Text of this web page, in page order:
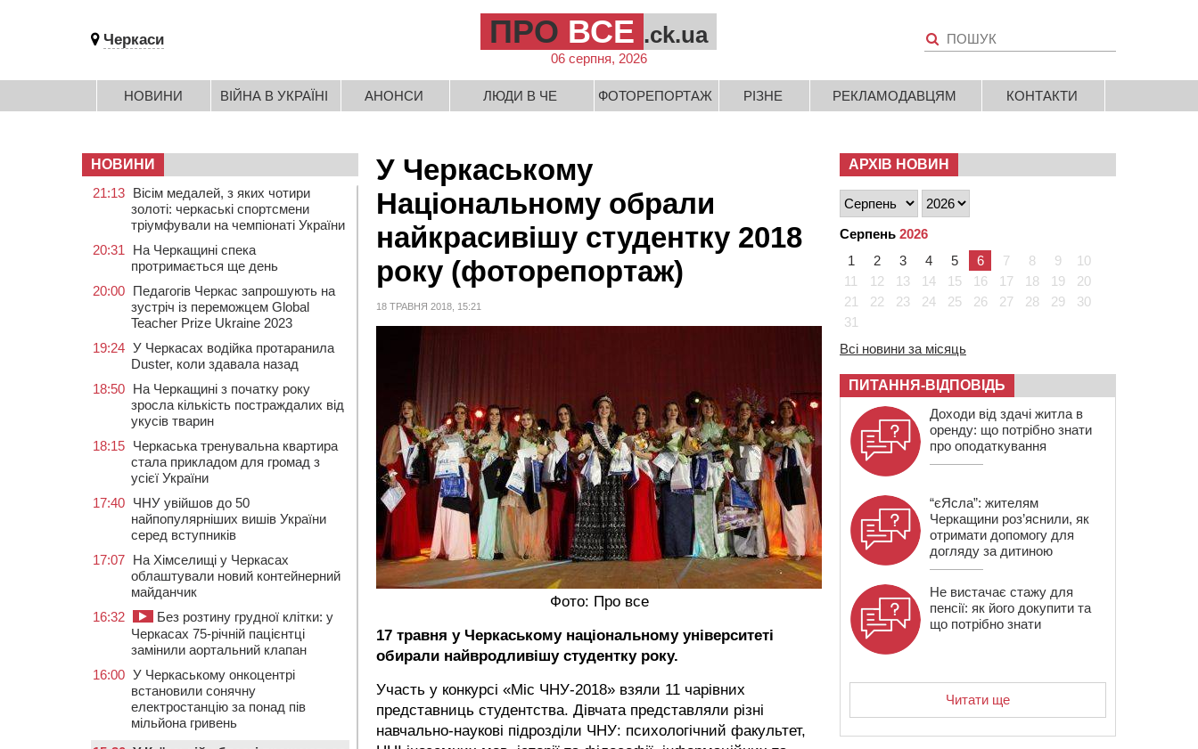
Черкаси ПРО ВСЕ .ck.ua
06 серпня, 2026
НОВИНИ ВІЙНА В УКРАЇНІ АНОНСИ ЛЮДИ В ЧЕ ФОТОРЕПОРТАЖ РІЗНЕ РЕКЛАМОДАВЦЯМ КОНТАКТИ
У Черкаському
Національному обрали
найкрасивішу студентку 2018
року (фоторепортаж)
18 ТРАВНЯ 2018, 15:21
Фото: Про все
17 травня у Черкаському національному університеті
обирали найвродливішу студентку року.
Участь у конкурсі «Міс ЧНУ-2018» взяли 11 чарівних
представниць студентства. Дівчата представляли різні
навчально-наукові підрозділи ЧНУ: психологічний факультет,
НОВИНИ
21:13 Вісім медалей, з яких чотири
золоті: черкаські спортсмени
тріумфували на чемпіонаті України
20:31
На Черкащині спека
протримається ще день
20:00 Педагогів Черкас запрошують на
зустріч із переможцем Global
Teacher Prize Ukraine 2023
19:24 У Черкасах водійка протаранила
Duster, коли здавала назад
18:50 На Черкащині з початку року
зросла кількість постраждалих від
укусів тварин
18:15 Черкаська тренувальна квартира
стала прикладом для громад з
усієї України
17:40 ЧНУ увійшов до 50
найпопулярніших вишів України
серед вступників
17:07 На Хімселищі у Черкасах
облаштували новий контейнерний
майданчик
16:32
Без розтину грудної клітки: у
Черкасах 75-річній пацієнтці
замінили аортальний клапан
16:00 У Черкаському онкоцентрі
встановили сонячну
електростанцію за понад пів
мільйона гривень
АРХІВ НОВИН
Серпень 2026
1
2 3 4 5 6 7 8 9
10
11
12 13 14 15 16 17 18 19
20
21
22 23 24 25 26 27 28 29
30
31
Всі новини за місяць
ПИТАННЯ-ВІДПОВІДЬ
Доходи від здачі житла в
оренду: що потрібно знати
про оподаткування
“єЯсла”: жителям
Черкащини роз’яснили, як
отримати допомогу для
догляду за дитиною
Не вистачає стажу для
пенсії: як його докупити та
що потрібно знати
Читати ще